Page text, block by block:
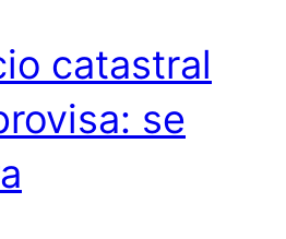
catastral
se